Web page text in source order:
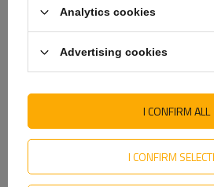
Sidehengsel STEELPRESS ZW-
sidemontering
38,69 NOKnetto
Analytics cookies
Advertising cookies
I CONFIRM
I CONFIRM ALL